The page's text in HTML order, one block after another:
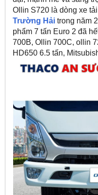
Ollin S720 là dòng xe
Trường Hải trong năm
phẩm 7 tấn Euro 2 đã
700B, Ollin 700C, ollin
HD650 6.5 tấn,